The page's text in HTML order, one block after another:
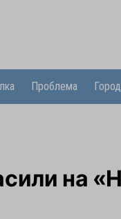
Проблема
на